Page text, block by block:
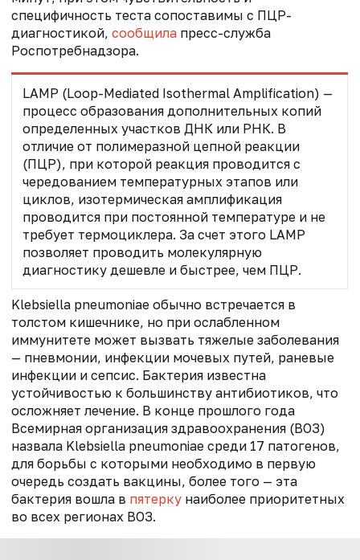
специфичность теста сопоставимы с ПЦР-
диагностикой, сообщила пресс-служба
Роспотребнадзора.
LAMP (Loop-Mediated Isothermal Amplification) —
процесс образования дополнительных копий
определенных участков ДНК или РНК. В
отличие от полимеразной цепной реакции
(ПЦР), при которой реакция проводится с
чередованием температурных этапов или
циклов, изотермическая амплификация
проводится при постоянной температуре и не
требует термоциклера. За счет этого LAMP
позволяет проводить молекулярную
диагностику дешевле и быстрее, чем ПЦР.
Klebsiella pneumoniae обычно встречается в
толстом кишечнике, но при ослабленном
иммунитете может вызвать тяжелые заболевания
— пневмонии, инфекции мочевых путей, раневые
инфекции и сепсис. Бактерия известна
устойчивостью к большинству антибиотиков, что
осложняет лечение. В конце прошлого года
Всемирная организация здравоохранения (ВОЗ)
назвала Klebsiella pneumoniae среди 17 патогенов,
для борьбы с которыми необходимо в первую
очередь создать вакцины, более того — эта
бактерия вошла в пятерку наиболее приоритетных
во всех регионах ВОЗ.